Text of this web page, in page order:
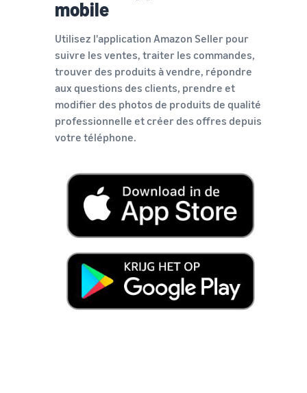
mobile
Utilisez l'application Amazon Seller pour
suivre les ventes, traiter les commandes,
trouver des produits à vendre, répondre
aux questions des clients, prendre et
modifier des photos de produits de qualité
professionnelle et créer des offres depuis
votre téléphone.